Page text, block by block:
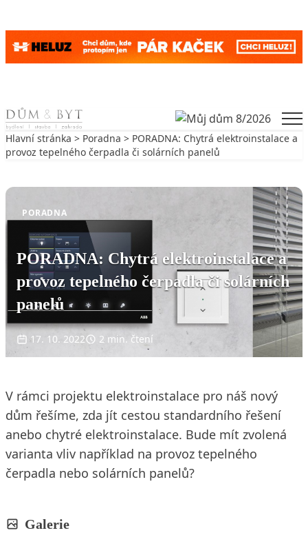
Skip to content
Hlavní stránka > Poradna > PORADNA: Chytrá elektroinstalace a
provoz tepelného čerpadla či solárních panelů
PORADNA
PORADNA: Chytrá elektroinstalace a
provoz tepelného čerpadla či solárních
panelů
17. 10. 2022 2 min. čtení
V rámci projektu elektroinstalace pro náš nový
dům řešíme, zda jít cestou standardního řešení
anebo chytré elektroinstalace. Bude mít zvolená
varianta vliv například na provoz tepelného
čerpadla nebo solárních panelů?
Galerie